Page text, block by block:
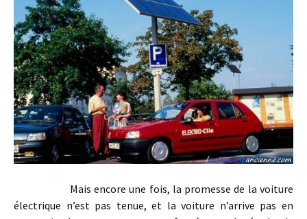
Mais encore une fois, la promesse de la voiture
électrique n’est pas tenue, et la voiture n’arrive pas en